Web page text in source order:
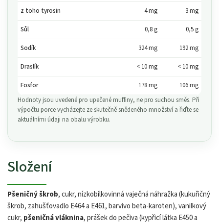
z toho tyrosin 4 mg 3 mg
Sůl 0,8 g 0,5 g
Sodík 324 mg 192 mg
Draslík < 10 mg < 10 mg
Fosfor 178 mg
106 mg
Hodnoty jsou uvedené pro upečené muffiny, ne pro suchou směs. Při
výpočtu porce vycházejte ze skutečně snědeného množství a řiďte se
aktuálními údaji na obalu výrobku.
Složení
Pšeničný škrob, cukr, nízkobílkovinná vaječná náhražka (kukuřičný
škrob, zahušťovadlo E464 a E461, barvivo beta-karoten), vanilkový
cukr, pšeničná vláknina, prášek do pečiva (kypřicí látka E450 a